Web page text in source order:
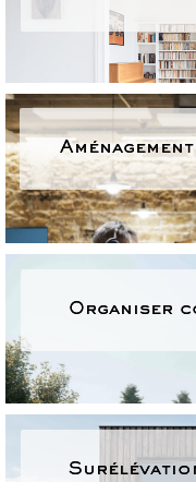
Organiser